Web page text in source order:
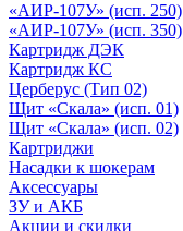
«АИР-107У» (исп. 250)
«АИР-107У» (исп. 350)
Картридж ДЭК
Картридж КС
Церберус (Тип 02)
Щит «Скала» (исп. 01)
Щит «Скала» (исп. 02)
Картриджи
Насадки к шокерам
Аксессуары
ЗУ и АКБ
Акции и скидки